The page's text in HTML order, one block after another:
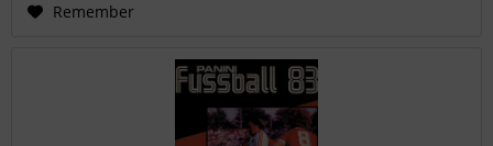
Remember